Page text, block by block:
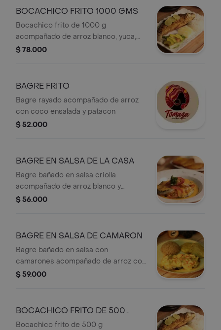
BOCACHICO FRITO 1000 GMS
Bocachico frito de 1000 g
acompañado de arroz blanco, yuca,
ensalada y rodajas de limón.
$ 78.000
BAGRE FRITO
Bagre rayado acompañado de arroz
con coco ensalada y patacon
$ 52.000
BAGRE EN SALSA DE LA CASA
Bagre bañado en salsa criolla
acompañado de arroz blanco y
patacon
$ 56.000
BAGRE EN SALSA DE CAMARON
Bagre bañado en salsa con
camarones acompañado de arroz con
coco y patacon
$ 59.000
BOCACHICO FRITO DE 500
GMS
Bocachico frito de 500 g